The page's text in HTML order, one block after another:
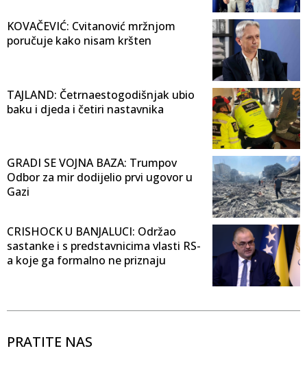
KOVAČEVIĆ: Cvitanović mržnjom
poručuje kako nisam kršten
TAJLAND: Četrnaestogodišnjak ubio
baku i djeda i četiri nastavnika
GRADI SE VOJNA BAZA: Trumpov
Odbor za mir dodijelio prvi ugovor u
Gazi
CRISHOCK U BANJALUCI: Održao
sastanke i s predstavnicima vlasti RS-
a koje ga formalno ne priznaju
PRATITE NAS